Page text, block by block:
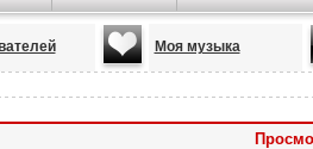
Моя музыка